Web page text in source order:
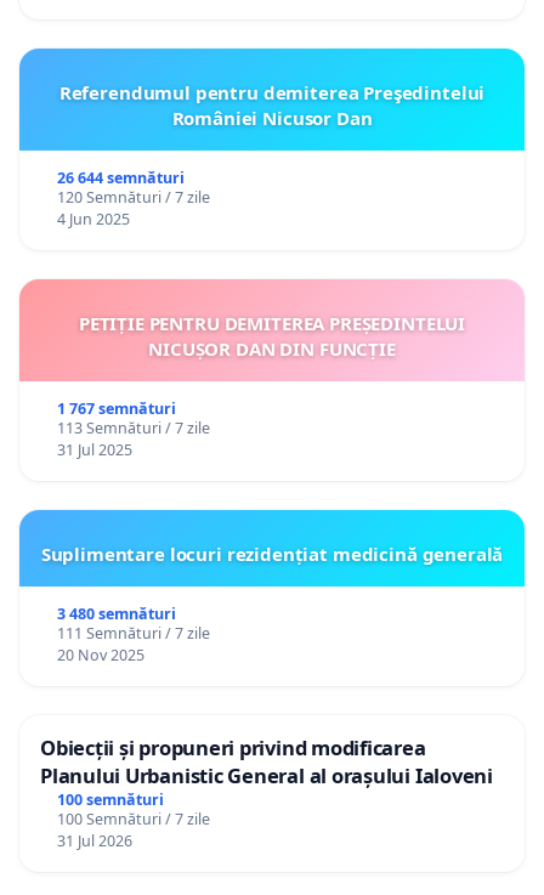
Referendumul pentru demiterea Preşedintelui
României Nicusor Dan
26 644 semnături
120 Semnături / 7 zile
4 Jun 2025
PETIȚIE PENTRU DEMITEREA PREȘEDINTELUI
NICUȘOR DAN DIN FUNCȚIE
1 767 semnături
113 Semnături / 7 zile
31 Jul 2025
Suplimentare locuri rezidențiat medicină generală
3 480 semnături
111 Semnături / 7 zile
20 Nov 2025
Obiecții și propuneri privind modificarea
Planului Urbanistic General al orașului Ialoveni
100 semnături
100 Semnături / 7 zile
31 Jul 2026